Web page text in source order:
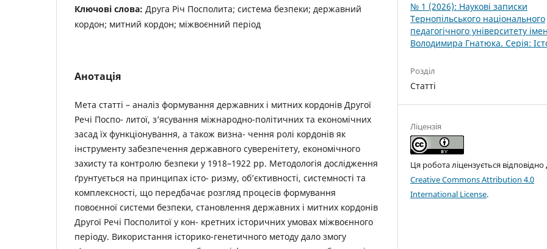
Ключові слова: Друга Річ Посполита; система безпеки; державний
кордон; митний кордон; міжвоєнний період
Анотація
Мета статті – аналіз формування державних і митних кордонів Другої
Речі Поспо- литої, з’ясування міжнародно-політичних та економічних
засад їх функціонування, а також визна- чення ролі кордонів як
інструменту забезпечення державного суверенітету, економічного
захисту та контролю безпеки у 1918–1922 рр. Методологія дослідження
ґрунтується на принципах істо- ризму, об’єктивності, системності та
комплексності, що передбачає розгляд процесів формування
повоєнної системи безпеки, становлення державних і митних кордонів
Другої Речі Посполитої у кон- кретних історичних умовах міжвоєнного
періоду. Використання історико-генетичного методу дало змогу
№ 1 (2026): Наукові записки
Тернопільського національного
педагогічного університету
Володимира Гнатюка. Cерія:
Розділ
Статті
Ліцензія
Ця робота ліцензується відповідно
Creative Commons Attribution 4.0
International License.